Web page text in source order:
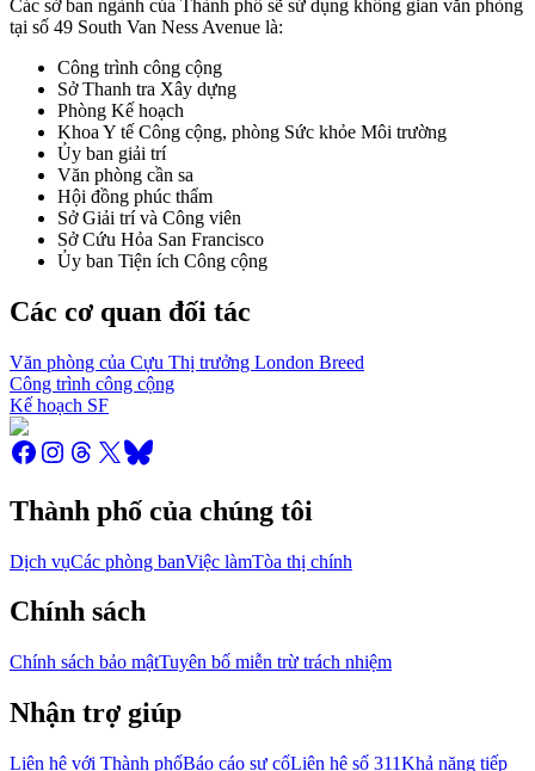
Các sở ban ngành của Thành phố sẽ sử dụng không gian văn phòng
tại số 49 South Van Ness Avenue là:
Công trình công cộng
Sở Thanh tra Xây dựng
Phòng Kế hoạch
Khoa Y tế Công cộng, phòng Sức khỏe Môi trường
Ủy ban giải trí
Văn phòng cần sa
Hội đồng phúc thẩm
Sở Giải trí và Công viên
Sở Cứu Hỏa San Francisco
Ủy ban Tiện ích Công cộng
Các cơ quan đối tác
Văn phòng của Cựu Thị trưởng London Breed
Công trình công cộng
Kế hoạch SF
Thành phố của chúng tôi
Dịch vụCác phòng banViệc làmTòa thị chính
Chính sách
Chính sách bảo mậtTuyên bố miễn trừ trách nhiệm
Nhận trợ giúp
Liên hệ với Thành phốBáo cáo sự cốLiên hệ số 311Khả năng tiếp